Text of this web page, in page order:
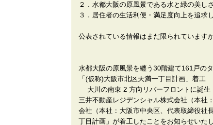
２．水都大阪の原風景である水と緑の美し
３．居住者の生活利便・満足度向上を追求
公表されている情報はまだ限られています
水都大阪の原風景を纏う30階建て161戸の
「(仮称)大阪市北区天満一丁目計画」着工
― 大川の南東 2 方向リバーフロントに誕
三井不動産レジデンシャル株式会社（本社
会社（本社：大阪市中央区、代表取締役社
丁目計画」が着工したことをお知らせいたし